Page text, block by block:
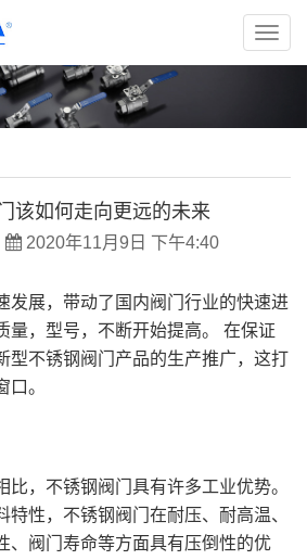
该如何走向更远的未来
2020年11月9日 下午4:40
发展，带动了国内阀门行业的快速进
量，型号，不断开始提高。 在保证
型不锈钢阀门产品的生产推广，这打
。
比，不锈钢阀门具有许多工业优势。
特性，不锈钢阀门在耐压、耐高温、
、阀门寿命等方面具有压倒性的优